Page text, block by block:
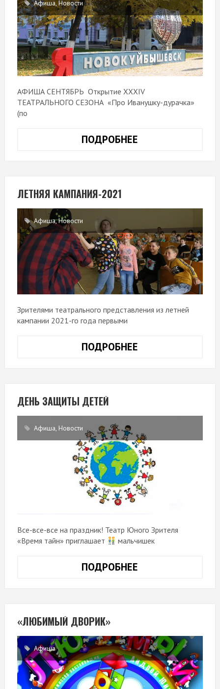
МИР
НА
ЛАДОНИ»
Афиша,Новости
АФИША СЕНТЯБРЬ Открытие XXXIV
ТЕАТРАЛЬНОГО СЕЗОНА «Про Иванушку-дурачка»
(по
ПОДРОБНЕЕ
ЛЕТНЯЯ КАМПАНИЯ-2021
Афиша,Новости
Зрителями театрального представления из летней
кампании 2021-го года первыми
ПОДРОБНЕЕ
ДЕНЬ ЗАЩИТЫ ДЕТЕЙ
Афиша, Новости
Все-все-все на праздник! Театр Юного Зрителя
«Время тайн» приглашает
мальчишек
ПОДРОБНЕЕ
«ЛЮБИМЫЙ ДВОРИК»
Афиша